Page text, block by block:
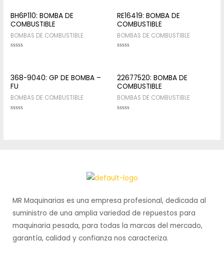
BH6P110: BOMBA DE
COMBUSTIBLE
BOMBAS DE COMBUSTIBLE
5
RE16419: BOMBA DE
COMBUSTIBLE
BOMBAS DE COMBUSTIBLE
5
368-9040: GP DE BOMBA –
FU
BOMBAS DE COMBUSTIBLE
22677520: BOMBA DE
COMBUSTIBLE
BOMBAS DE COMBUSTIBLE
MR Maquinarias es una empresa profesional, dedicada al
suministro de una amplia variedad de repuestos para
maquinaria pesada, para todas la marcas del mercado,
garantía, calidad y confianza nos caracteriza.